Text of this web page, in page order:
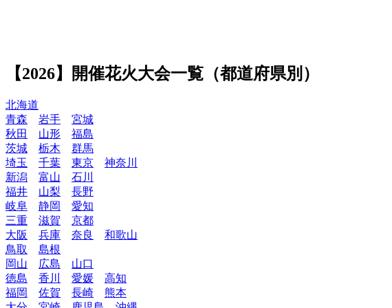
【2026】開催花火大会一覧（都道府県別）
北海道
青森
岩手
宮城
秋田
山形
福島
茨城
栃木
群馬
埼玉
千葉 東京
神奈川
新潟
富山
石川
福井
山梨
長野
岐阜
静岡
愛知
三重
滋賀
京都
大阪
兵庫 奈良
和歌山
鳥取
島根
岡山
広島
山口
徳島
香川 愛媛
高知
福岡
佐賀 長崎
熊本